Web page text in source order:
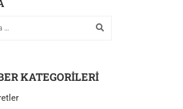
KATEGORILERI